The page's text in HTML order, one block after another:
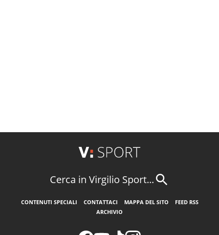
Cerca in Virgilio Sport...
CONTENUTI SPECIALI CONTATTACI MAPPA DEL SITO
FEED RSS
ARCHIVIO